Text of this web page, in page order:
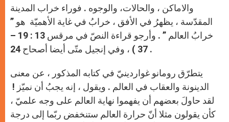
والاماكن ، والحالات، والوجوه . فوراء خراب المدينة
المقدّسة ، يظهرُ في الأفق ، خرابُ في غاية الأهميّة هو ”
خرابُ العالم ” . وأرجو قراءة النصّ في مرقس 13 : 19 –
37 ) ، وفي إنجيل متّى أيضا أصحاح 24 .
يتطرّق رومانو غواردينيّ في كتابه المذكور ، عن معنى
الدينونة والعقاب في العالم . ويقول ، إنه يجبُ أن نميّز !
لقد حاولَ بعضهم أن يفهموا نهاية العالم على وجه علميّ ،
كأن يقولون مثلا أنّ حرارة العالم ستنخفض ربّما إلى درجة